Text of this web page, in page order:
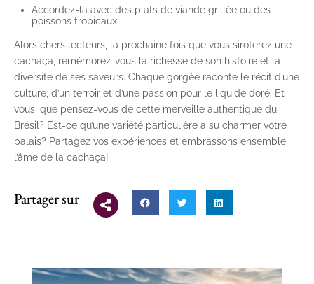
Accordez-la avec des plats de viande grillée ou des
poissons tropicaux.
Alors chers lecteurs, la prochaine fois que vous siroterez une
cachaça, remémorez-vous la richesse de son histoire et la
diversité de ses saveurs. Chaque gorgée raconte le récit d’une
culture, d’un terroir et d’une passion pour le liquide doré. Et
vous, que pensez-vous de cette merveille authentique du
Brésil? Est-ce qu’une variété particulière a su charmer votre
palais? Partagez vos expériences et embrassons ensemble
l’âme de la cachaça!
Partager sur